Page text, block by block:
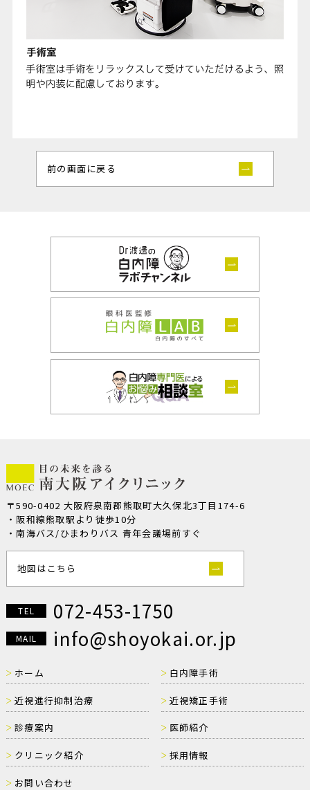
前の画面に戻る
〒590-0402 大阪府泉南郡熊取町大久保北3丁目174-6
・阪和線熊取駅より徒歩10分
・南海バス/ひまわりバス 青年会議場前すぐ
地図はこちら
TEL 072-453-1750
MAIL info@shoyokai.or.jp
ホーム 白内障手術
近視進行抑制治療 近視矯正手術
診療案内 医師紹介
クリニック紹介 採用情報
お問い合わせ